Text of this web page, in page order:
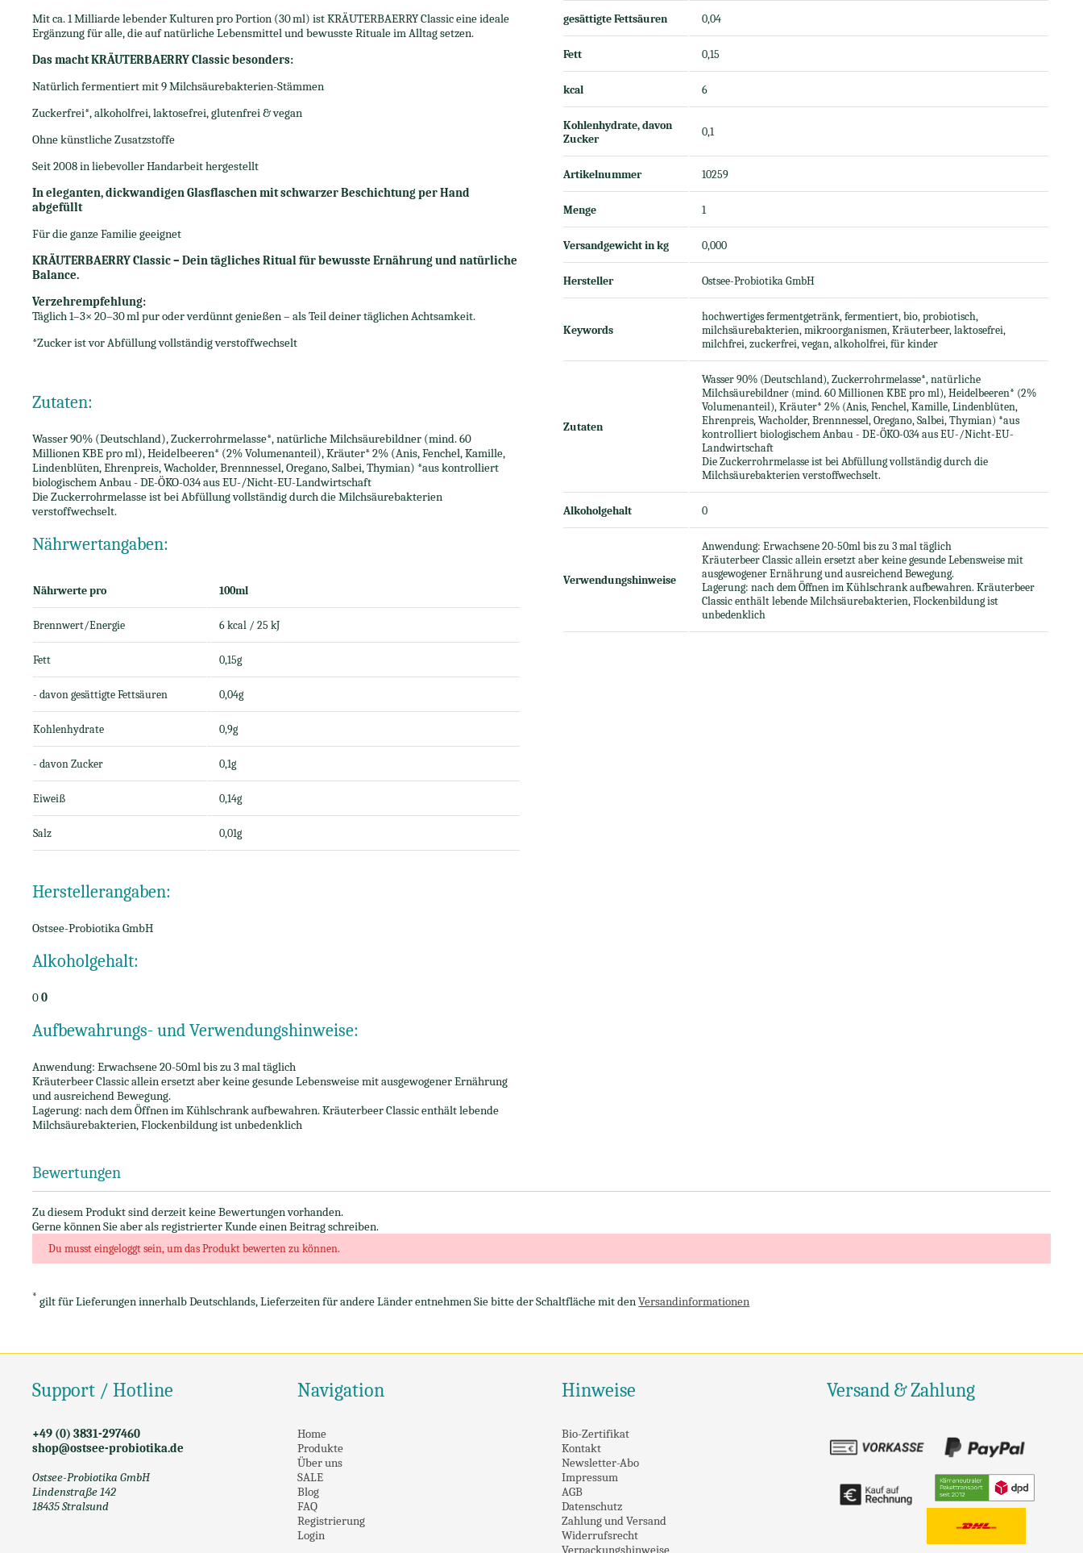
Mit ca. 1 Milliarde lebender Kulturen pro Portion (30 ml) ist KRÄUTERBAERRY Classic eine ideale
Ergänzung für alle, die auf natürliche Lebensmittel und bewusste Rituale im Alltag setzen.
Das macht KRÄUTERBAERRY Classic besonders:
Natürlich fermentiert mit 9 Milchsäurebakterien-Stämmen
Zuckerfrei*, alkoholfrei, laktosefrei, glutenfrei & vegan
Ohne künstliche Zusatzstoffe
Seit 2008 in liebevoller Handarbeit hergestellt
In eleganten, dickwandigen Glasflaschen mit schwarzer Beschichtung per Hand
abgefüllt
Für die ganze Familie geeignet
KRÄUTERBAERRY Classic – Dein tägliches Ritual für bewusste Ernährung und natürliche
Balance.
Verzehrempfehlung:
Täglich 1–3× 20–30 ml pur oder verdünnt genießen – als Teil deiner täglichen Achtsamkeit.
*Zucker ist vor Abfüllung vollständig verstoffwechselt
Zutaten:
Wasser 90% (Deutschland), Zuckerrohrmelasse*, natürliche Milchsäurebildner (mind. 60
Millionen KBE pro ml), Heidelbeeren* (2% Volumenanteil), Kräuter* 2% (Anis, Fenchel, Kamille,
Lindenblüten, Ehrenpreis, Wacholder, Brennnessel, Oregano, Salbei, Thymian) *aus kontrolliert
biologischem Anbau - DE-ÖKO-034 aus EU-/Nicht-EU-Landwirtschaft
Die Zuckerrohrmelasse ist bei Abfüllung vollständig durch die Milchsäurebakterien
verstoffwechselt.
Nährwertangaben:
Nährwerte pro 100ml
Brennwert/Energie 6 kcal / 25 kJ
Fett 0,15g
- davon gesättigte Fettsäuren 0,04g
Kohlenhydrate 0,9g
- davon Zucker 0,1g
Eiweiß 0,14g
Salz 0,01g
Herstellerangaben:
Ostsee-Probiotika GmbH
Alkoholgehalt:
00
Aufbewahrungs- und Verwendungshinweise:
Anwendung: Erwachsene 20-50ml bis zu 3 mal täglich
Kräuterbeer Classic allein ersetzt aber keine gesunde Lebensweise mit ausgewogener Ernährung
und ausreichend Bewegung.
Lagerung: nach dem Öffnen im Kühlschrank aufbewahren. Kräuterbeer Classic enthält lebende
Milchsäurebakterien, Flockenbildung ist unbedenklich
gesättigte Fettsäuren 0,04
Fett 0,15
kcal 6
Kohlenhydrate, davon
Zucker
0,1
Artikelnummer 10259
Menge 1
Versandgewicht in kg 0,000
Hersteller Ostsee-Probiotika GmbH
Keywords
hochwertiges fermentgetränk, fermentiert, bio, probiotisch,
milchsäurebakterien, mikroorganismen, Kräuterbeer, laktosefrei,
milchfrei, zuckerfrei, vegan, alkoholfrei, für kinder
Zutaten
Wasser 90% (Deutschland), Zuckerrohrmelasse*, natürliche
Milchsäurebildner (mind. 60 Millionen KBE pro ml), Heidelbeeren* (2%
Volumenanteil), Kräuter* 2% (Anis, Fenchel, Kamille, Lindenblüten,
Ehrenpreis, Wacholder, Brennnessel, Oregano, Salbei, Thymian) *aus
kontrolliert biologischem Anbau - DE-ÖKO-034 aus EU-/Nicht-EU-
Landwirtschaft
Die Zuckerrohrmelasse ist bei Abfüllung vollständig durch die
Milchsäurebakterien verstoffwechselt.
Alkoholgehalt 0
Verwendungshinweise
Anwendung: Erwachsene 20-50ml bis zu 3 mal täglich
Kräuterbeer Classic allein ersetzt aber keine gesunde Lebensweise mit
ausgewogener Ernährung und ausreichend Bewegung.
Lagerung: nach dem Öffnen im Kühlschrank aufbewahren. Kräuterbeer
Classic enthält lebende Milchsäurebakterien, Flockenbildung ist
unbedenklich
Bewertungen
Zu diesem Produkt sind derzeit keine Bewertungen vorhanden.
Gerne können Sie aber als registrierter Kunde einen Beitrag schreiben.
Du musst eingeloggt sein, um das Produkt bewerten zu können.
* gilt für Lieferungen innerhalb Deutschlands, Lieferzeiten für andere Länder entnehmen Sie bitte der Schaltfläche mit denVersandinformationen
Support / Hotline
+49 (0) 3831-297460
shop@ostsee-probiotika.de
Ostsee-Probiotika GmbH
Lindenstraße 142
18435 Stralsund
Navigation
Home
Produkte
Über uns
SALE
Blog
FAQ
Registrierung
Login
Hinweise
Bio-Zertifikat
Kontakt
Newsletter-Abo
Impressum
AGB
Datenschutz
Zahlung und Versand
Widerrufsrecht
Verpackungshinweise
Versand & Zahlung